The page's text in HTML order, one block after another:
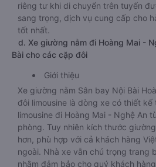
riêng tư khi di chuyển trên tuyến
sang trọng, dịch vụ cung cấp cho
tốt nhất.
d. Xe giường nằm đi Hoàng Mai -
Bài cho các cặp đôi
Giới thiệu
Xe giường nằm Sân bay Nội Bài
đôi limousine là dòng xe có thiết
limousine đi Hoàng Mai - Nghệ An
phòng. Tuy nhiên kích thước
hơn, phù hợp với cả khách hàng
ngoài. Nhà xe vẫn chú trọng trang
nhằm đảm bảo cho quý khách